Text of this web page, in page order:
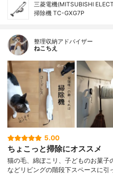
三菱電機(MITSUBISHI
掃除機 TC-GXG7P
整理収納アドバイザー
ねこちえ
5.00
ちょこっと掃除にオススメ
猫の毛、綿ぼこリ、子どものお菓
などリビングの階段下スペースに引